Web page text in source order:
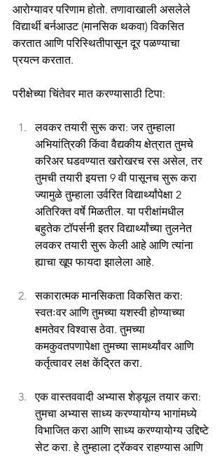
आरोग्यावर परिणाम होतो. तणावाखाली असलेले
विद्यार्थी बर्नआउट (मानसिक थकवा) विकसित
करतात आणि परिस्थितीपासून दूर पळण्याचा
प्रयत्न करतात.
परीक्षेच्या चिंतेवर मात करण्यासाठी टिपा:
लवकर तयारी सुरू करा: जर तुम्हाला
अभियांत्रिकी किंवा वैद्यकीय क्षेत्रात तुमचे
करिअर घडवण्यात खरोखरच रस असेल, तर
तुमची तयारी इयत्ता 9 वी पासूनच सुरू करा
ज्यामुळे तुम्हाला उर्वरित विद्यार्थ्यांपेक्षा 2
अतिरिक्त वर्षे मिळतील. या परीक्षांमधील
बहुतेक टॉपर्सनी इतर विद्यार्थ्यांच्या तुलनेत
लवकर तयारी सुरू केली आहे आणि त्यांना
ह्याचा खूप फायदा झालेला आहे.
सकारात्मक मानसिकता विकसित करा:
स्वतःवर आणि तुमच्या यशस्वी होण्याच्या
क्षमतेवर विश्वास ठेवा. तुमच्या
कमकुवतपणापेक्षा तुमच्या सामर्थ्यांवर आणि
कर्तृत्वावर लक्ष केंद्रित करा.
एक वास्तववादी अभ्यास शेड्यूल तयार करा:
तुमचा अभ्यास साध्य करण्यायोग्य भागांमध्ये
विभाजित करा आणि साध्य करण्यायोग्य उद्दिष्टे
सेट करा. हे तुम्हाला ट्रॅकवर राहण्यास आणि